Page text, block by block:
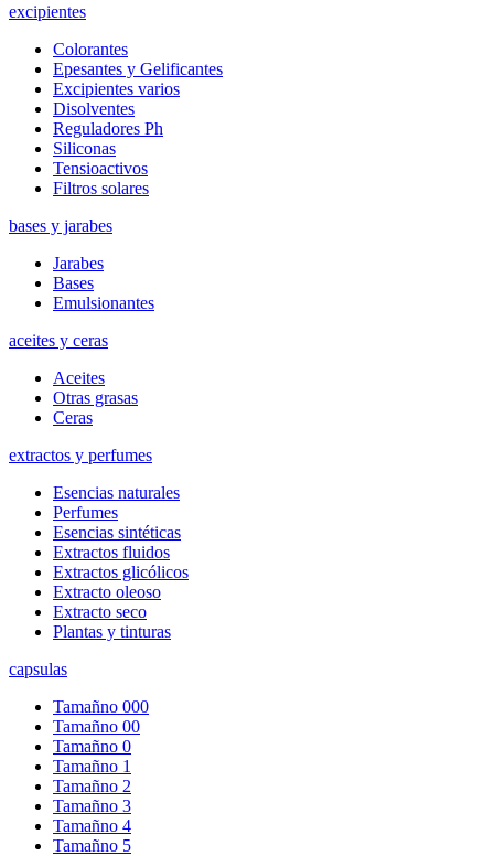
excipientes
Colorantes
Epesantes y Gelificantes
Excipientes varios
Disolventes
Reguladores Ph
Siliconas
Tensioactivos
Filtros solares
bases y jarabes
Jarabes
Bases
Emulsionantes
aceites y ceras
Aceites
Otras grasas
Ceras
extractos y perfumes
Esencias naturales
Perfumes
Esencias sintéticas
Extractos fluidos
Extractos glicólicos
Extracto oleoso
Extracto seco
Plantas y tinturas
capsulas
Tamañno 000
Tamañno 00
Tamañno 0
Tamañno 1
Tamañno 2
Tamañno 3
Tamañno 4
Tamañno 5